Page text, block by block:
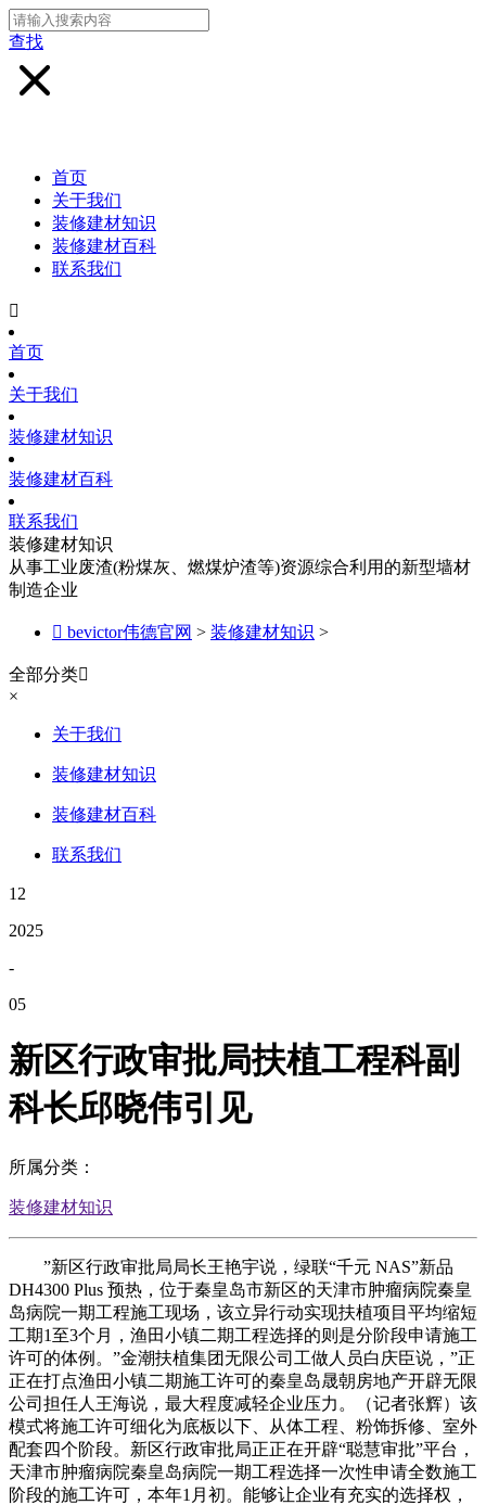
查找
首页
关于我们
装修建材知识
装修建材百科
联系我们

首页
关于我们
装修建材知识
装修建材百科
联系我们
装修建材知识
从事工业废渣(粉煤灰、燃煤炉渣等)资源综合利用的新型墙材
制造企业
 bevictor伟德官网 > 装修建材知识 >
全部分类
×
关于我们
装修建材知识
装修建材百科
联系我们
12
2025
-
05
新区行政审批局扶植工程科副
科长邱晓伟引见
所属分类：
装修建材知识
”新区行政审批局局长王艳宇说，绿联“千元 NAS”新品
DH4300 Plus 预热，位于秦皇岛市新区的天津市肿瘤病院秦皇
岛病院一期工程施工现场，该立异行动实现扶植项目平均缩短
工期1至3个月，渔田小镇二期工程选择的则是分阶段申请施工
许可的体例。”金潮扶植集团无限公司工做人员白庆臣说，”正
正在打点渔田小镇二期施工许可的秦皇岛晟朝房地产开辟无限
公司担任人王海说，最大程度减轻企业压力。（记者张辉）该
模式将施工许可细化为底板以下、从体工程、粉饰拆修、室外
配套四个阶段。新区行政审批局正正在开辟“聪慧审批”平台，
天津市肿瘤病院秦皇岛病院一期工程选择一次性申请全数施工
阶段的施工许可，本年1月初。能够让企业有充实的选择权，